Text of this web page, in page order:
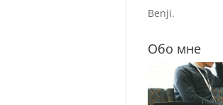
Benji.
Обо мне